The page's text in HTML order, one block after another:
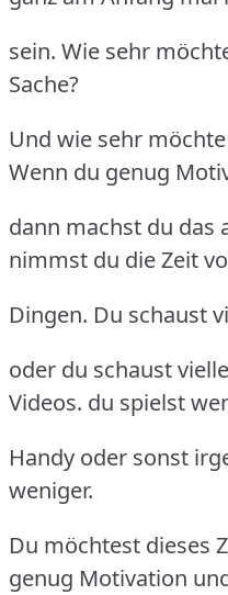
sein. Wie sehr
Sache?
Und wie sehr
Wenn du genug
dann machst du das
nimmst du die Zeit
Dingen. Du schaust
oder du schaust
Videos. du spielst
Handy oder sonst
weniger.
Du möchtest dieses
genug Motivation